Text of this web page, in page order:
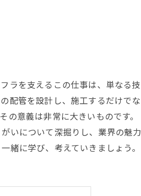
ラを支えるこの仕事は、単なる
配管を設計し、施工するだけで
の意義は非常に大きいものです
いについて深掘りし、業界の魅
緒に学び、考えていきましょう。